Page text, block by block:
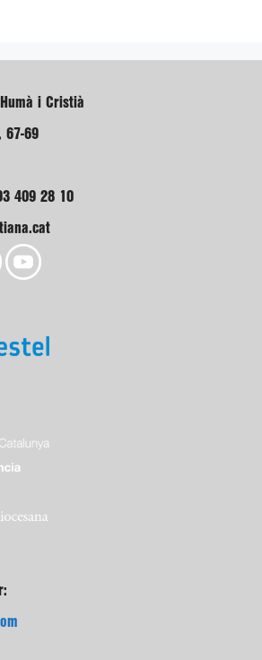
i Cristià
67-69
409 28 10